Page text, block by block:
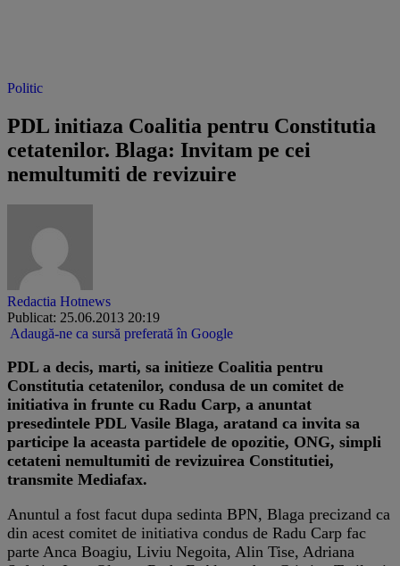
Politic
PDL initiaza Coalitia pentru Constitutia
cetatenilor. Blaga: Invitam pe cei
nemultumiti de revizuire
Redactia Hotnews
Publicat: 25.06.2013 20:19
Adaugă-ne ca sursă preferată în Google
​PDL a decis, marti, sa initieze Coalitia pentru
Constitutia cetatenilor, condusa de un comitet de
initiativa in frunte cu Radu Carp, a anuntat
presedintele PDL Vasile Blaga, aratand ca invita sa
participe la aceasta partidele de opozitie, ONG, simpli
cetateni nemultumiti de revizuirea Constitutiei,
transmite Mediafax.
Anuntul a fost facut dupa sedinta BPN, Blaga precizand ca
din acest comitet de initiativa condus de Radu Carp fac
parte Anca Boagiu, Liviu Negoita, Alin Tise, Adriana